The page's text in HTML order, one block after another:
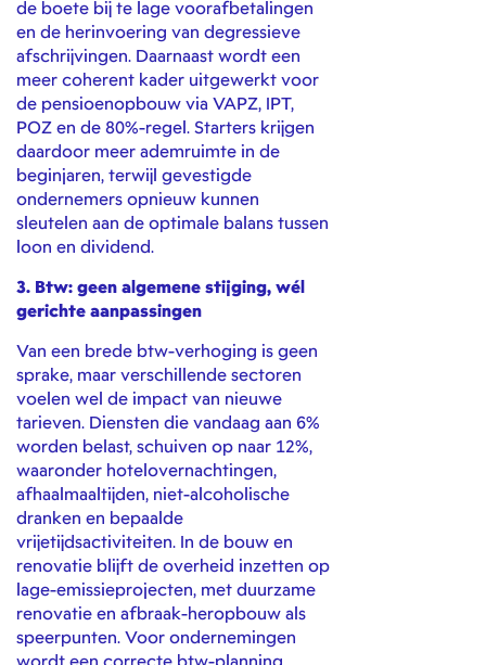
de boete bij te lage voorafbetalingen
en de herinvoering van degressieve
afschrijvingen. Daarnaast wordt een
meer coherent kader uitgewerkt voor
de pensioenopbouw via VAPZ, IPT,
POZ en de 80%-regel. Starters krijgen
daardoor meer ademruimte in de
beginjaren, terwijl gevestigde
ondernemers opnieuw kunnen
sleutelen aan de optimale balans tussen
loon en dividend.
3. Btw: geen algemene stijging, wél
gerichte aanpassingen
Van een brede btw-verhoging is geen
sprake, maar verschillende sectoren
voelen wel de impact van nieuwe
tarieven. Diensten die vandaag aan 6%
worden belast, schuiven op naar 12%,
waaronder hotelovernachtingen,
afhaalmaaltijden, niet-alcoholische
dranken en bepaalde
vrijetijdsactiviteiten. In de bouw en
renovatie blijft de overheid inzetten op
lage-emissieprojecten, met duurzame
renovatie en afbraak-heropbouw als
speerpunten. Voor ondernemingen